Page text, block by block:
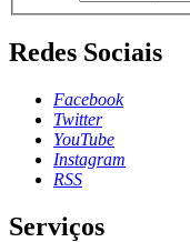
Redes Sociais
Facebook
Twitter
YouTube
Instagram
RSS
Serviços